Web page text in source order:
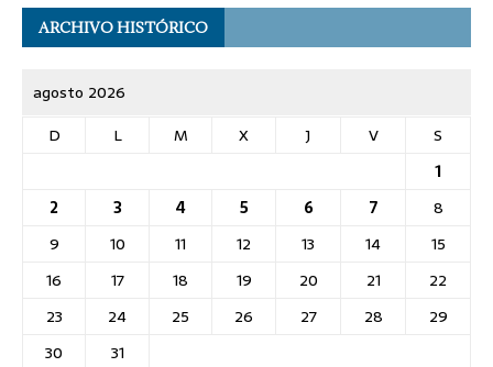
ARCHIVO HISTÓRICO
agosto 2026
D
L M X J V
S
1
2
3 4 5 6 7
8
9
10 11 12 13 14
15
16
17 18 19 20 21
22
23
24 25 26 27 28
29
30
31